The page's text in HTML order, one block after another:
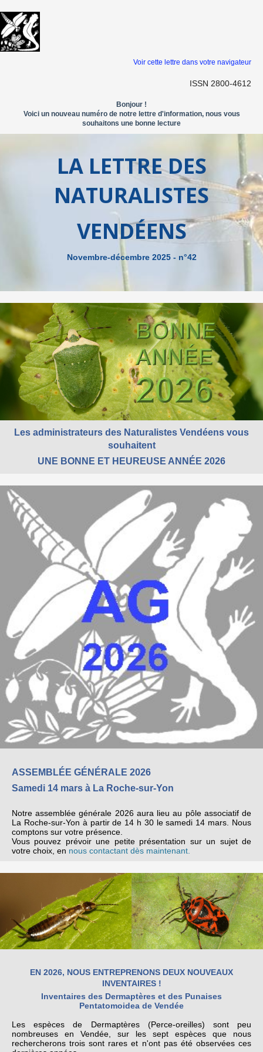
Voir cette lettre dans votre navigateur
ISSN 2800-4612
Bonjour !
Voici un nouveau numéro de notre lettre d'information, nous vous
souhaitons une bonne lecture
LA LETTRE DES
NATURALISTES
VENDÉENS
Novembre-décembre 2025 - n°42
Les administrateurs des Naturalistes Vendéens vous
souhaitent
UNE BONNE ET HEUREUSE ANNÉE 2026
ASSEMBLÉE GÉNÉRALE 2026
Samedi 14 mars à La Roche-sur-Yon
Notre assemblée générale 2026 aura lieu au pôle associatif de
La Roche-sur-Yon à partir de 14 h 30 le samedi 14 mars. Nous
comptons sur votre présence.
Vous pouvez prévoir une petite présentation sur un sujet de
votre choix, en nous contactant dès maintenant.
EN 2026, NOUS ENTREPRENONS DEUX NOUVEAUX
INVENTAIRES !
Inventaires des Dermaptères et des Punaises
Pentatomoidea de Vendée
Les espèces de Dermaptères (Perce-oreilles) sont peu
nombreuses en Vendée, sur les sept espèces que nous
rechercherons trois sont rares et n'ont pas été observées ces